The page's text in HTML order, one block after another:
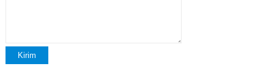
Kirim